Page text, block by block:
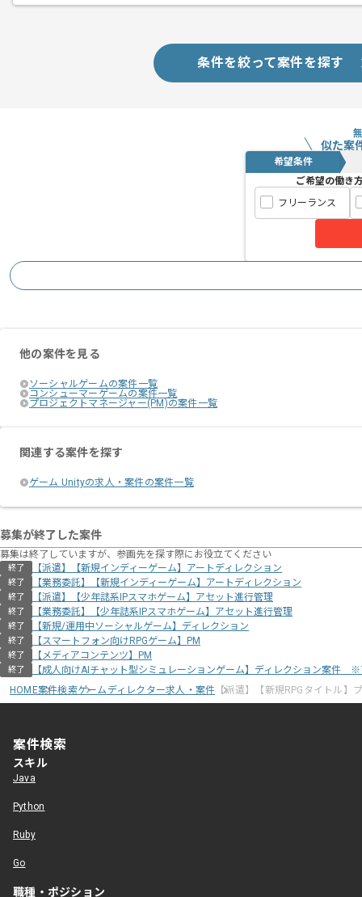
条件を絞って案件を探す
似た案
希望条件
ご希望の働き
フリーランス
他の案件を見る
ソーシャルゲームの案件一覧
コンシューマーゲームの案件一覧
プロジェクトマネージャー(PM)の案件一覧
関連する案件を探す
ゲーム Unityの求人・案件の案件一覧
募集が終了した案件
募集は終了していますが、参画先を探す際にお役立てください
終了 【派遣】【新規インディーゲーム】アートディレクション
終了 【業務委託】【新規インディーゲーム】アートディレクション
終了 【派遣】【少年誌系IPスマホゲーム】アセット進行管理
終了 【業務委託】【少年誌系IPスマホゲーム】アセット進行管理
終了 【新規/運用中ソーシャルゲーム】ディレクション
終了 【スマートフォン向けRPGゲーム】PM
終了 【メディアコンテンツ】PM
終了
【成人向けAIチャット型シミュレーションゲーム】ディレクション案件
HOME案件検索ゲームディレクター求人・案件 【派遣】【新規RPGタイトル】
案件検索
スキル
Java
Python
Ruby
Go
職種・ポジション